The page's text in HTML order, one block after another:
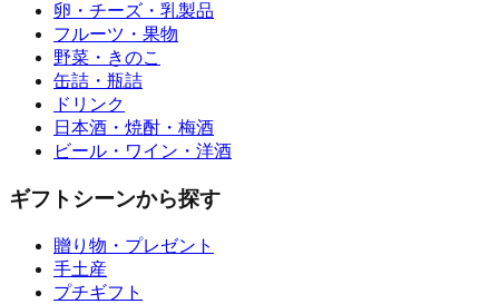
卵・チーズ・乳製品
フルーツ・果物
野菜・きのこ
缶詰・瓶詰
ドリンク
日本酒・焼酎・梅酒
ビール・ワイン・洋酒
ギフトシーンから探す
贈り物・プレゼント
手土産
プチギフト